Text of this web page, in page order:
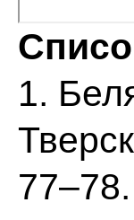
1.
77–78.